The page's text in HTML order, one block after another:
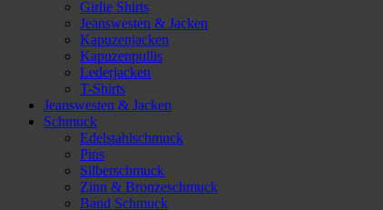
Girlie Shirts
Jeanswesten & Jacken
Kapuzenjacken
Kapuzenpullis
Lederjacken
T-Shirts
Jeanswesten & Jacken
Schmuck
Edelstahlschmuck
Pins
Silberschmuck
Zinn & Bronzeschmuck
Band Schmuck